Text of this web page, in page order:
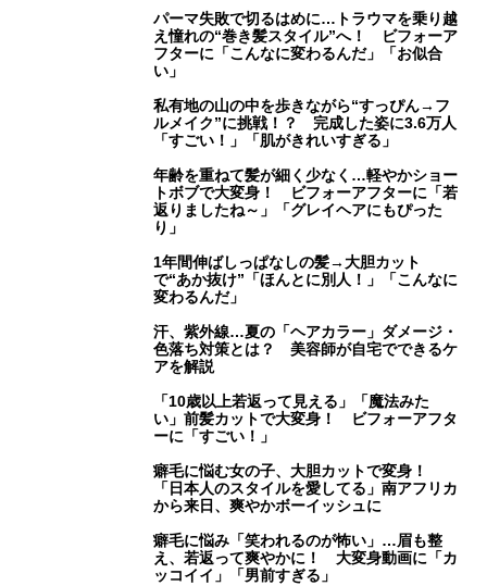
パーマ失敗で切るはめに…トラウマを乗り越
え憧れの“巻き髪スタイル”へ！ ビフォーア
フターに「こんなに変わるんだ」「お似合
い」
私有地の山の中を歩きながら“すっぴん→フ
ルメイク”に挑戦！？ 完成した姿に3.6万人
「すごい！」「肌がきれいすぎる」
年齢を重ねて髪が細く少なく…軽やかショー
トボブで大変身！ ビフォーアフターに「若
返りましたね～」「グレイヘアにもぴった
り」
1年間伸ばしっぱなしの髪→大胆カット
で“あか抜け”「ほんとに別人！」「こんなに
変わるんだ」
汗、紫外線…夏の「ヘアカラー」ダメージ・
色落ち対策とは？ 美容師が自宅でできるケ
アを解説
「10歳以上若返って見える」「魔法みた
い」前髪カットで大変身！ ビフォーアフタ
ーに「すごい！」
癖毛に悩む女の子、大胆カットで変身！
「日本人のスタイルを愛してる」南アフリカ
から来日、爽やかボーイッシュに
癖毛に悩み「笑われるのが怖い」…眉も整
え、若返って爽やかに！ 大変身動画に「カ
ッコイイ」「男前すぎる」